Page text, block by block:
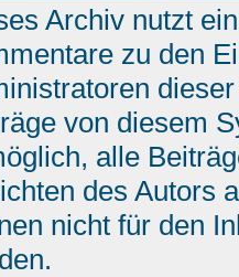
Archiv nutzt
zu den
von diesem
alle
des Autors
nicht für den